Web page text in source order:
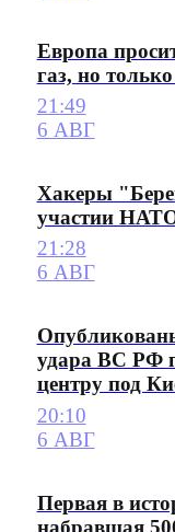
Европа
газ, но
21:49
6 АВГ
Хакеры
участии
21:28
6 АВГ
удара ВС РФ
центру под
20:10
6 АВГ
Первая в
набравшая